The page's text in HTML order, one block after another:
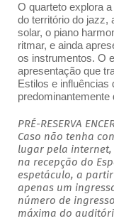
O quarteto explora
do território do jazz,
solar, o piano
ritmar, e ainda
os instrumentos. O
apresentação que
Estilos e influências
PRÉ-RESERVA
Caso não tenha
lugar pela
na recepção do
espetáculo, a partir
apenas um
número de
máxima do